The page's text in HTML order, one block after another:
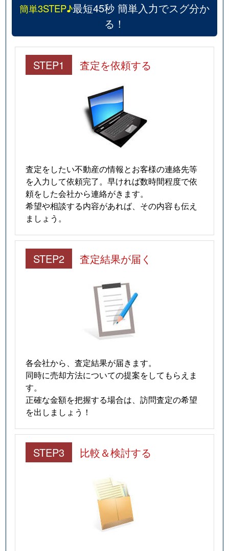
簡単3STEP♪最短45秒 簡単入力でスグ分か
る！
STEP1 査定を依頼する
査定をしたい不動産の情報とお客様の連絡先等
を入力して依頼完了。早ければ数時間程度で依
頼をした会社から連絡がきます。
希望や相談する内容があれば、その内容も伝え
ましょう。
STEP2 査定結果が届く
各会社から、査定結果が届きます。
同時に売却方法についての提案をしてもらえま
す。
正確な金額を把握する場合は、訪問査定の希望
を出しましょう！
STEP3 比較＆検討する